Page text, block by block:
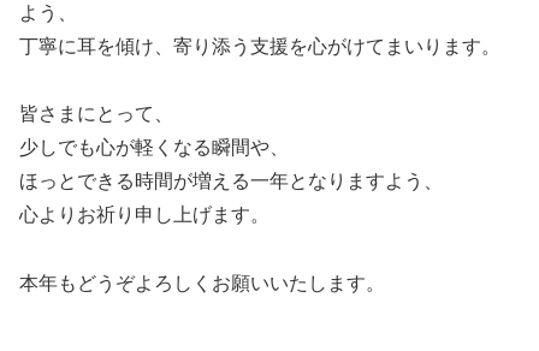
よう、
丁寧に耳を傾け、寄り添う支援を心がけてまいります。
皆さまにとって、
少しでも心が軽くなる瞬間や、
ほっとできる時間が増える一年となりますよう、
心よりお祈り申し上げます。
本年もどうぞよろしくお願いいたします。